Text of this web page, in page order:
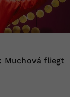
Muchová fliegt